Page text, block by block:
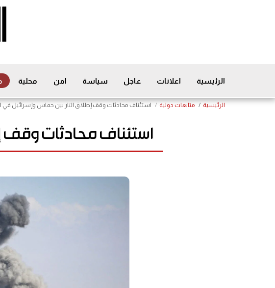
الرئيسية اعلانات عاجل سياسة امن محلية
الرئيسية متابعات دولية استئناف محادثات وقف إطلاق النار بين حماس وإسرائيل في
استئناف محادثات وقف